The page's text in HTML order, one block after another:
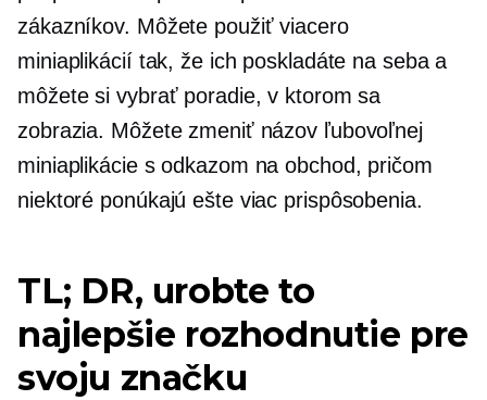
zákazníkov. Môžete použiť viacero
miniaplikácií tak, že ich poskladáte na seba a
môžete si vybrať poradie, v ktorom sa
zobrazia. Môžete zmeniť názov ľubovoľnej
miniaplikácie s odkazom na obchod, pričom
niektoré ponúkajú ešte viac prispôsobenia.
TL; DR, urobte to
najlepšie rozhodnutie pre
svoju značku